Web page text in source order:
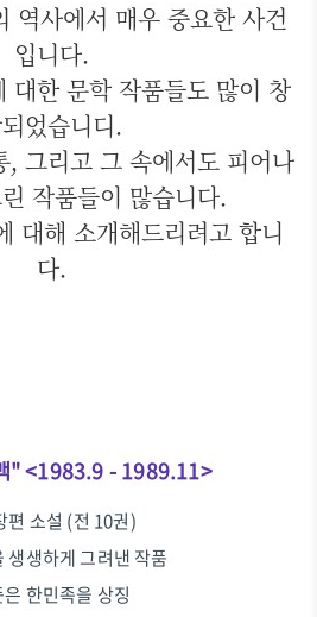
역사에서 매우 중요한 사건
입니다.
대한 문학 작품들도 많이 창
었습니디.
, 그리고 그 속에서도 피어나
작품들이 많습니다.
대해 소개해드리려고 합니
다.
" <1983.9 - 1989.11>
편 소설 (전 10권)
생생하게 그려낸 작품
한민족을 상징